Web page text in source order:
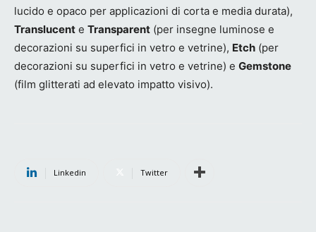
lucido e opaco per applicazioni di corta e media durata),
Translucent e Transparent (per insegne luminose e
decorazioni su superfici in vetro e vetrine), Etch (per
decorazioni su superfici in vetro e vetrine) e Gemstone
(film glitterati ad elevato impatto visivo).
Linkedin Twitter